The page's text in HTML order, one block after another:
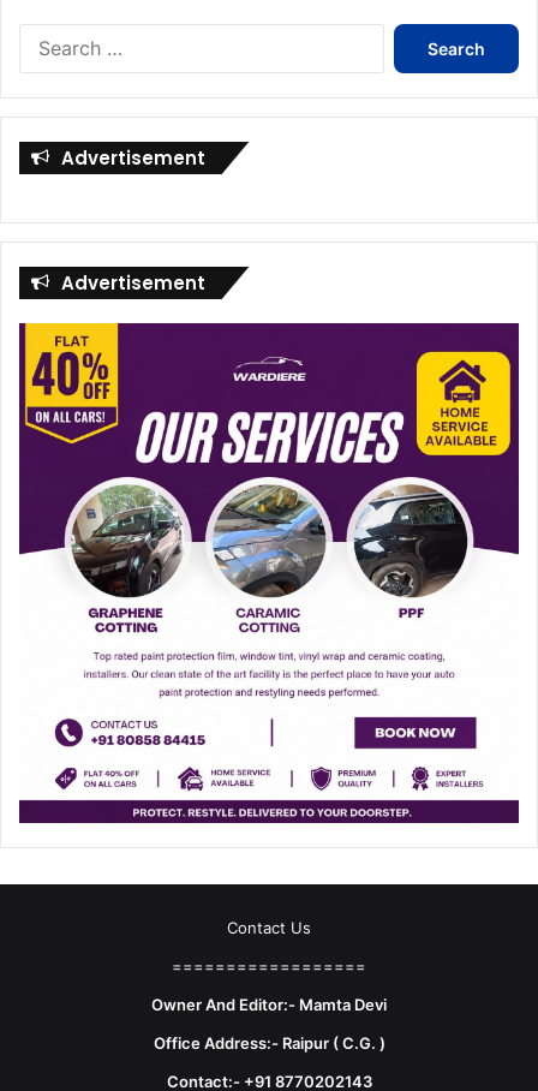
Search
Advertisement
Advertisement
Contact Us
==================
Owner And Editor:- Mamta Devi
Office Address:- Raipur ( C.G. )
Contact:- +91 8770202143